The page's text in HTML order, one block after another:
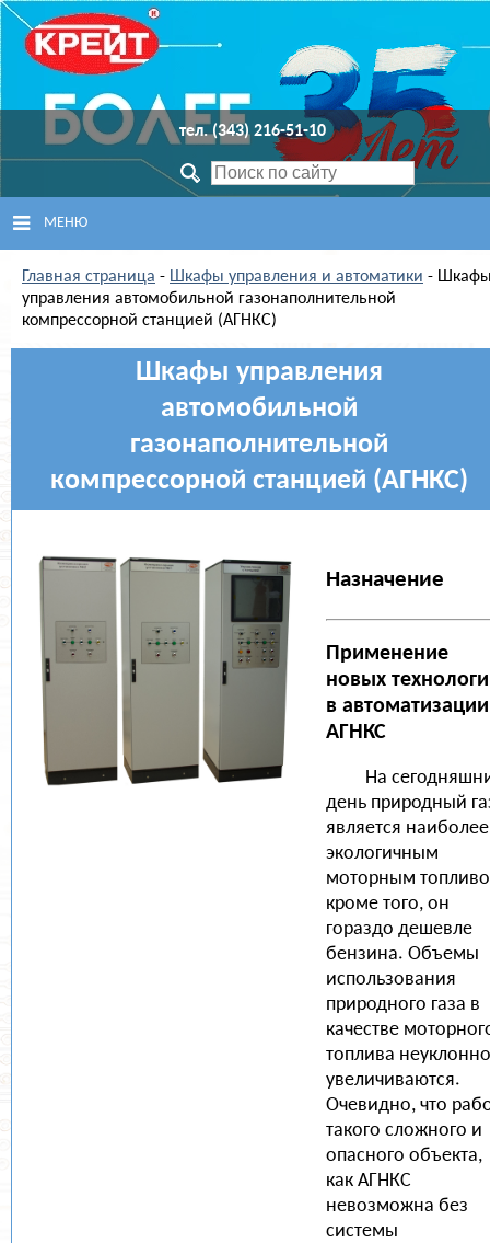
тел. (343) 216-51-10
МЕНЮ
ГЛАВНАЯ
ПРОДУКЦИЯ
СЕРВИСНЫЙ ЦЕНТР
НОВОСТИ
Главная страница - Шкафы управления и автоматики -
управления автомобильной газонаполнительной
компрессорной станцией (АГНКС)
Шкафы управления
автомобильной
газонаполнительной
компрессорной станцией (АГНКС)
Назначение
Применение
новых
в автоматизации
АГНКС
На
день природный
является наиболее
экологичным
моторным
кроме того, он
гораздо дешевле
бензина. Объемы
использования
природного газа в
качестве
топлива неуклонно
увеличиваются.
Очевидно, что
такого сложного и
опасного объекта,
как АГНКС
невозможна без
системы